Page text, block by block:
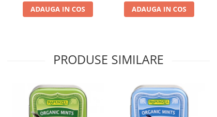
Uleiuri esentiale alimentare bio
Uleiuri Oxyguard
ADAUGA IN COS ADAUGA IN COS
PRODUSE SIMILARE